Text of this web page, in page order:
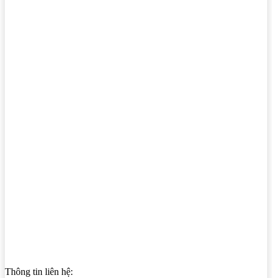
Thông tin liên hệ: